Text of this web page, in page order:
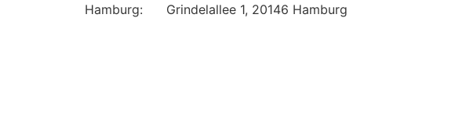
Hamburg: Grindelallee 1, 20146 Hamburg